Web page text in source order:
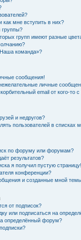
как мне вступить в них?
группы?
групп имеют разные
команда»?
сообщения!
личные
email от кого-то
и недругов?
пользователей в списках
по форуму или форумам?
результатов?
я получил пустую страницу!
конференции?
и созданные мной
от подписок?
или подписаться на
определённый форум?